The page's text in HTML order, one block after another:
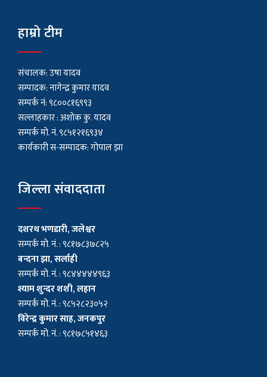
हाम्रो टीम
संचालक: उषा यादव
सम्पादक: नागेन्द्र कुमार यादव
सम्पर्क नं: ९८००८१६९९३
सल्लाहकार : अशाेक कु. यादव
सम्पर्क मो. नं. ९८५१२१६९३४
कार्यकारी स-सम्पादक: गोपाल झा
जिल्ला संवाददाता
दशरथ भणडारी, जलेश्वर
सम्पर्क मो. नं. : ९८१७८३७८२५
बन्दना झा, सर्लाही
सम्पर्क मो. नं. : ९८४४४४४९६३
श्याम शुन्दर शशी, लहान
सम्पर्क मो. नं. : ९८५२८२३०५२
विरेन्द्र कुमार साह, जनकपुर
सम्पर्क मो. नं. : ९८१७८५१४६३